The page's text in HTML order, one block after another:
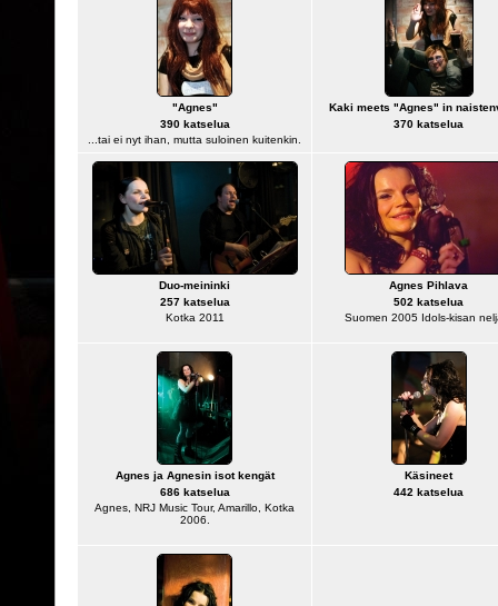
"Agnes"
390 katselua
...tai ei nyt ihan, mutta suloinen kuitenkin.
Kaki meets "Agnes" in
370 katselua
Duo-meininki
257 katselua
Kotka 2011
Agnes Pihlava
502 katselua
Suomen 2005 Idols-kisan
Agnes ja Agnesin isot kengät
686 katselua
Agnes, NRJ Music Tour, Amarillo, Kotka
2006.
Käsineet
442 katselua